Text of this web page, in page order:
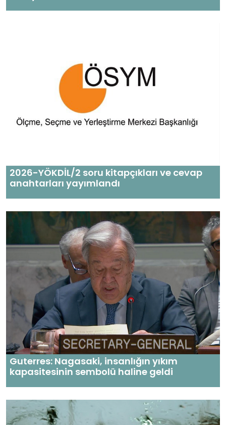
2026-YÖKDİL/2 soru kitapçıkları ve cevap
anahtarları yayımlandı
Guterres: Nagasaki, insanlığın yıkım
kapasitesinin sembolü haline geldi